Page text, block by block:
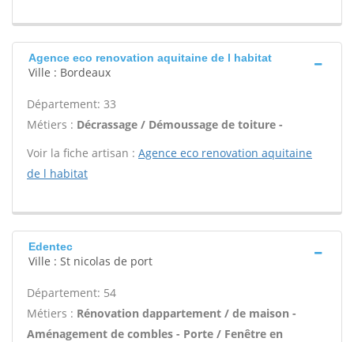
Agence eco renovation aquitaine de l habitat
Ville : Bordeaux
Département: 33
Métiers : Décrassage / Démoussage de toiture -
Voir la fiche artisan : Agence eco renovation aquitaine
de l habitat
Edentec
Ville : St nicolas de port
Département: 54
Métiers : Rénovation dappartement / de maison -
Aménagement de combles - Porte / Fenêtre en